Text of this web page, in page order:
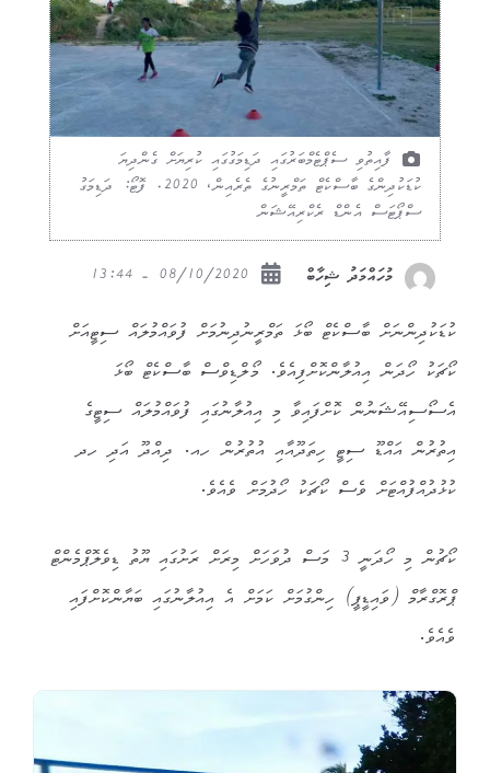
ފާއިތުވި ސެޕްޓެމްބަރުގައި ދަޑިމަގުގައި ކުރިޔަށް ގެންދިޔަ
ކުޑަކުދިންގެ ބާސްކެޓް ތަމްރީނުގެ ތެރެއިން، 2020. ފޮޓޯ: ދަޑިމަގު
ސްޕޯޓަސް އެންޑް ރެކްރިއޭޝަން
މުހައްމަދު ޝިހާބް
ކުޑަކުދިންނަށް ބާސްކެޓް ބޯޅަ ތަމްރީނުދިނުމަށް ފުވައްމުލައް ސިޓީއަށް
ކޯޗަކު ހޯދަން އިއުލާންކޮށްފިއެވެ. މޯލްޑިވްސް ބާސްކެޓް ބޯޅަ
އެސޯސިއޭޝަނުން ކޮށްފައިވާ މި އިއުލާނުގައި ފުވައްމުލައް ސިޓީގެ
އިތުރުން އައްޑޫ ސިޓީ ހިތަދޫއާއި އުތުރުން ހއ. ދިއްދޫ އަދި ހދ
ކުޅުދުއްފުއްޓަށް ވެސް ކޯޗަކު ހޯދުމަށް ވެއެވެ.
ކޯޗުން މި ހޯދަނީ 3 މަސް ދުވަހަށް މިރަށް ރަށުގައި ޔޫތު ޑިވެލޮޕްމެންޓް
ޕްރޮގްރާމް (ވައިޑީޕީ) ހިންގުމަށް ކަމަށް އެ އިއުލާނުގައި ބަޔާންކޮށްފައި
ވެއެވެ.